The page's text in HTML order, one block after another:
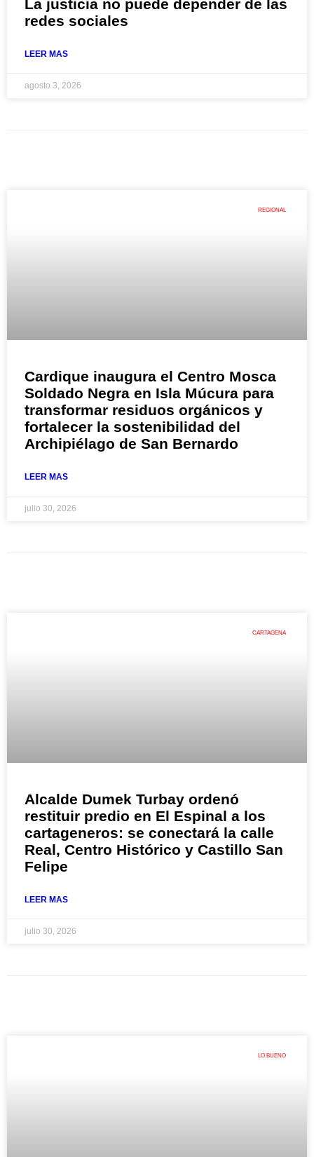
La justicia no puede depender de las
redes sociales
LEER MAS
agosto 3, 2026
REGIONAL
Cardique inaugura el Centro Mosca
Soldado Negra en Isla Múcura para
transformar residuos orgánicos y
fortalecer la sostenibilidad del
Archipiélago de San Bernardo
LEER MAS
julio 30, 2026
CARTAGENA
Alcalde Dumek Turbay ordenó
restituir predio en El Espinal a los
cartageneros: se conectará la calle
Real, Centro Histórico y Castillo San
Felipe
LEER MAS
julio 30, 2026
LO BUENO